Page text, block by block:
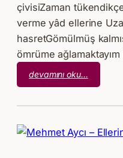
çivisiZaman
verme yâd ellerine
hasretGömülmüş
ömrüme
devamını oku…
Mehmet
Beni
Yetim